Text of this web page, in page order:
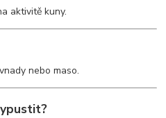
aktivitě kuny.
nebo maso.